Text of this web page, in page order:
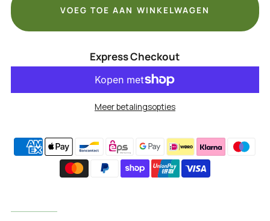
voor
RepairGel
Mini
ml
voor
RepairGel
Mini
ml
Express Checkout
Meer betalingsopties